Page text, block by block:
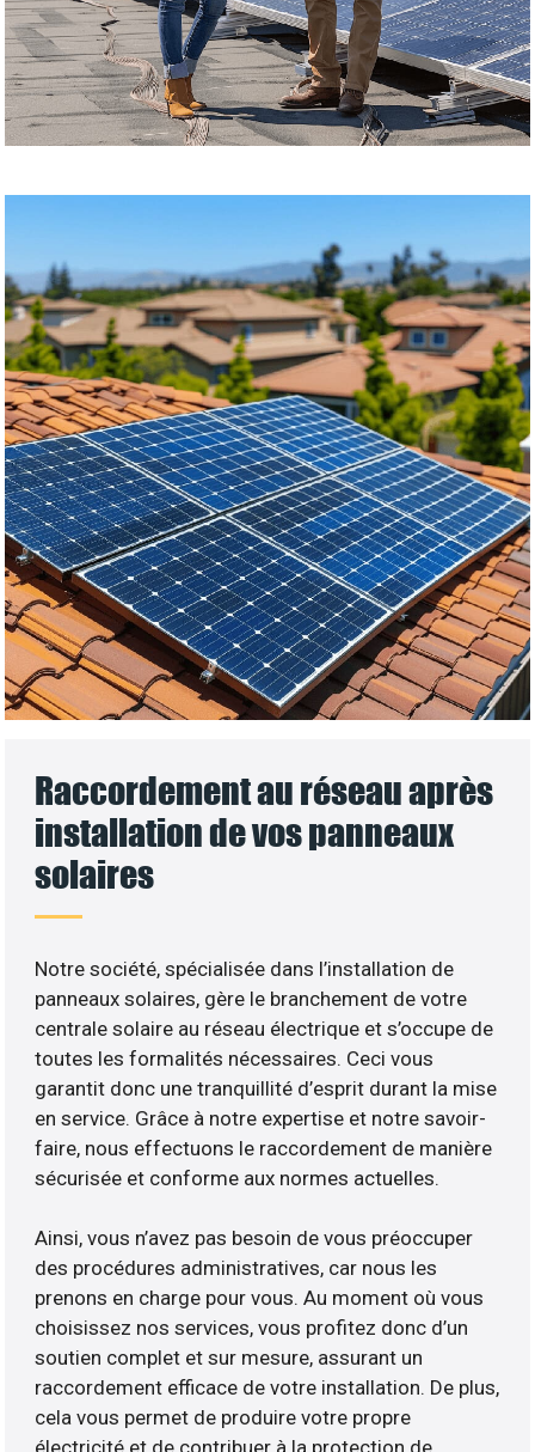
Raccordement au réseau après
installation de vos panneaux
solaires
Notre société, spécialisée dans l’installation de
panneaux solaires, gère le branchement de votre
centrale solaire au réseau électrique et s’occupe de
toutes les formalités nécessaires. Ceci vous
garantit donc une tranquillité d’esprit durant la mise
en service. Grâce à notre expertise et notre savoir-
faire, nous effectuons le raccordement de manière
sécurisée et conforme aux normes actuelles.
Ainsi, vous n’avez pas besoin de vous préoccuper
des procédures administratives, car nous les
prenons en charge pour vous. Au moment où vous
choisissez nos services, vous profitez donc d’un
soutien complet et sur mesure, assurant un
raccordement efficace de votre installation. De plus,
cela vous permet de produire votre propre